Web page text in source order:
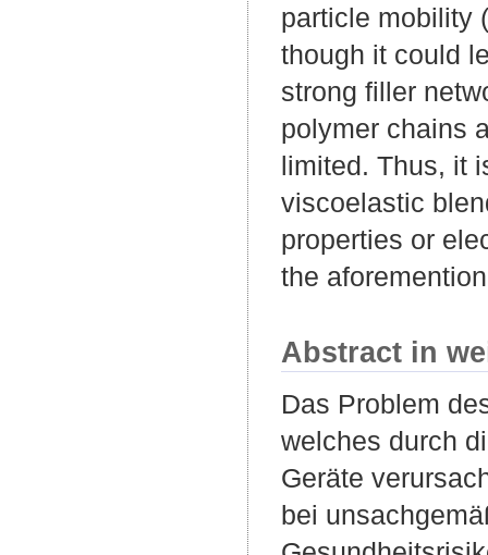
particle mobility
though it could
strong filler
polymer chains
limited. Thus, it
viscoelastic
properties or
the
Abstract in
Das Problem
welches durch
Geräte
bei